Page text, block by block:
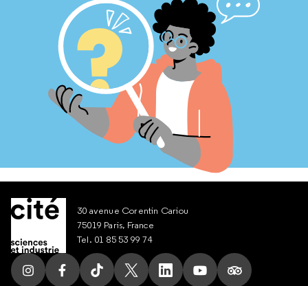
30 avenue Corentin Cariou
75019 Paris, France
Tel. 01 85 53 99 74